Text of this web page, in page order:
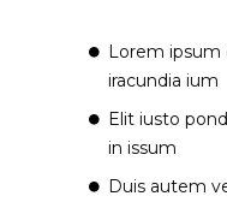
Lorem ipsum
iracundia ium
Elit iusto
in issum
Duis autem